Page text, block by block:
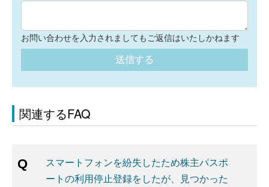
お問い合わせを入力されましてもご返信はいたしかねます
送信する
関連するFAQ
スマートフォンを紛失したため株主パスポ
ートの利用停止登録をしたが、見つかった